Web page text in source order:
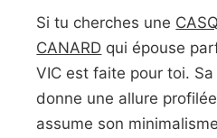
Si tu cherches une
CANARD qui épouse
VIC est faite pour toi.
donne une allure
assume son